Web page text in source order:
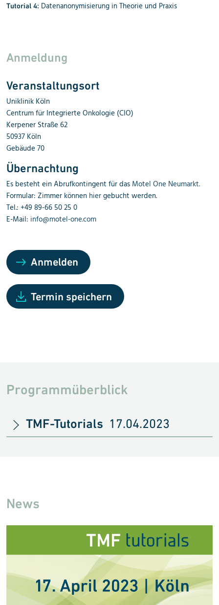
Tutorial 4: Daten­anonymisierung in Theorie und Praxis
Anmeldung
Veranstaltungsort
Uniklinik Köln
Centrum für Integrierte Onkologie (CIO)
Kerpener Straße 62
50937 Köln
Gebäude 70
Übernachtung
Es besteht ein Abrufkontingent für das Motel One Neumarkt.
Formular: Zimmer können hiergebucht werden.
Tel.: +49 89-66 50 25 0
E-Mail: info@motel-one.com
Anmelden
Termin speichern
Programmüberblick
TMF-Tutorials 17.04.2023
News